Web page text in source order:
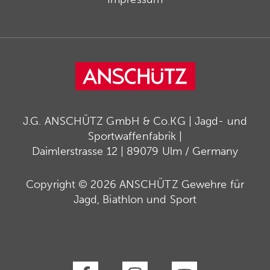
J.G. ANSCHÜTZ GmbH & Co.KG | Jagd- und
Sportwaffenfabrik |
Daimlerstrasse 12 | 89079 Ulm / Germany
Copyright © 2026 ANSCHÜTZ Gewehre für
Jagd, Biathlon und Sport